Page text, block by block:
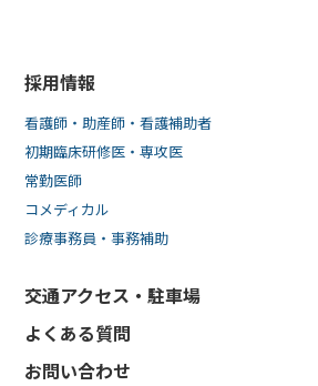
採用情報
看護師・助産師・看護補助者
初期臨床研修医・専攻医
常勤医師
コメディカル
診療事務員・事務補助
交通アクセス・駐車場
よくある質問
お問い合わせ